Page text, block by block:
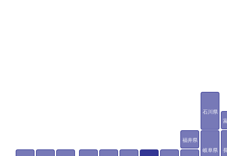
石川県
福井県
岐阜県